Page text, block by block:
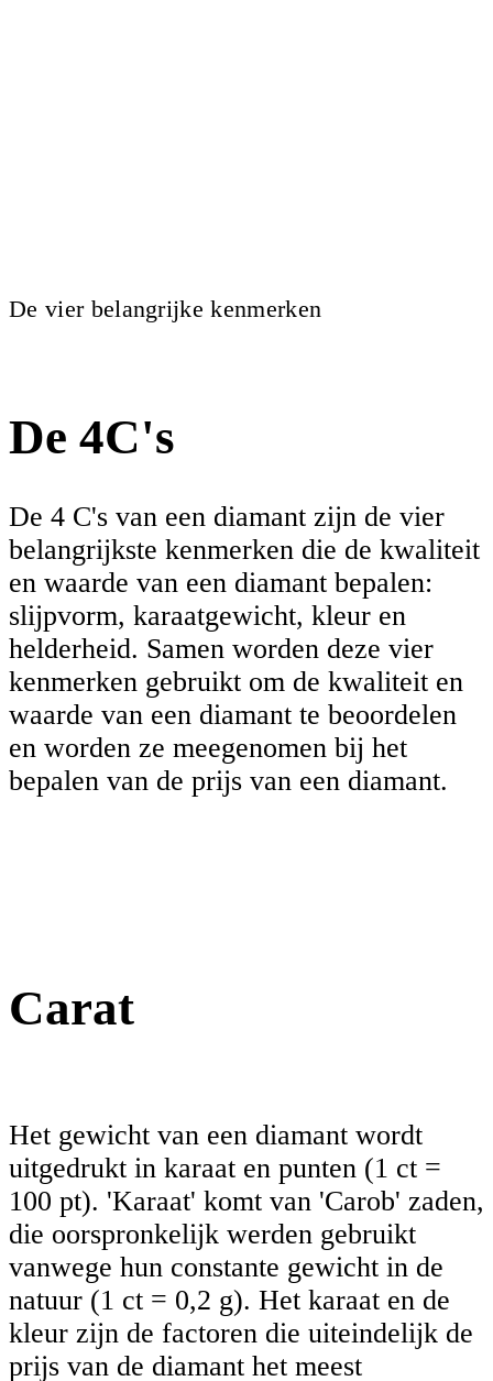
De vier belangrijke kenmerken
De 4C's
De 4 C's van een diamant zijn de vier
belangrijkste kenmerken die de kwaliteit
en waarde van een diamant bepalen:
slijpvorm, karaatgewicht, kleur en
helderheid. Samen worden deze vier
kenmerken gebruikt om de kwaliteit en
waarde van een diamant te beoordelen
en worden ze meegenomen bij het
bepalen van de prijs van een diamant.
Carat
Het gewicht van een diamant wordt
uitgedrukt in karaat en punten (1 ct =
100 pt). 'Karaat' komt van 'Carob' zaden,
die oorspronkelijk werden gebruikt
vanwege hun constante gewicht in de
natuur (1 ct = 0,2 g). Het karaat en de
kleur zijn de factoren die uiteindelijk de
prijs van de diamant het meest